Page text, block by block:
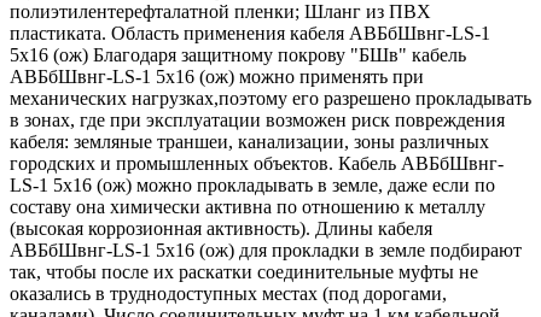
полиэтилентерефталатной пленки; Шланг из ПВХ
пластиката. Область применения кабеля АВБбШвнг-LS-1
5х16 (ож) Благодаря защитному покрову "БШв" кабель
АВБбШвнг-LS-1 5х16 (ож) можно применять при
механических нагрузках,поэтому его разрешено прокладывать
в зонах, где при эксплуатации возможен риск повреждения
кабеля: земляные траншеи, канализации, зоны различных
городских и промышленных объектов. Кабель АВБбШвнг-
LS-1 5х16 (ож) можно прокладывать в земле, даже если по
составу она химически активна по отношению к металлу
(высокая коррозионная активность). Длины кабеля
АВБбШвнг-LS-1 5х16 (ож) для прокладки в земле подбирают
так, чтобы после их раскатки соединительные муфты не
оказались в труднодоступных местах (под дорогами,